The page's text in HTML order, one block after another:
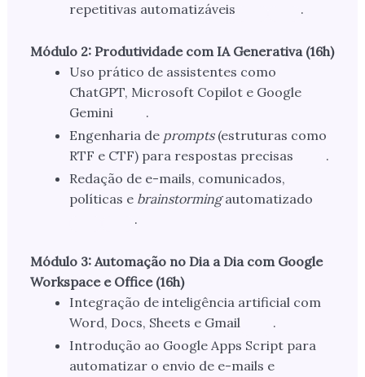
repetitivas automatizáveis
.
Módulo 2: Produtividade com IA Generativa (16h)
Uso prático de assistentes como
ChatGPT, Microsoft Copilot e Google
Gemini
.
Engenharia de prompts(estruturas como
RTF e CTF) para respostas precisas
.
Redação de e-mails, comunicados,
políticas e brainstormingautomatizado
.
Módulo 3: Automação no Dia a Dia com Google
Workspace e Office (16h)
Integração de inteligência artificial com
Word, Docs, Sheets e Gmail
.
Introdução ao Google Apps Script para
automatizar o envio de e-mails e